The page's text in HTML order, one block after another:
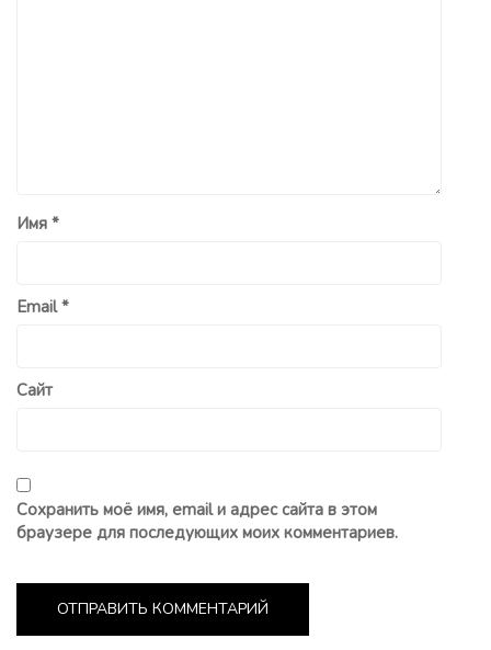
Имя *
Email*
Сайт
Сохранить моё имя, email и адрес сайта в этом
браузере для последующих моих комментариев.